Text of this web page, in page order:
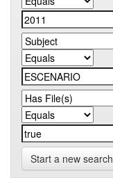
Start a new search